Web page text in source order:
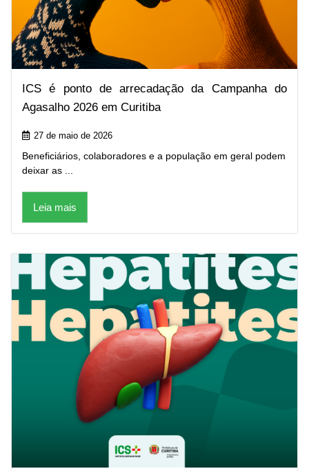
ICS é ponto de arrecadação da Campanha do
Agasalho 2026 em Curitiba
27 de maio de 2026
Beneficiários, colaboradores e a população em geral podem
deixar as ...
Leia mais